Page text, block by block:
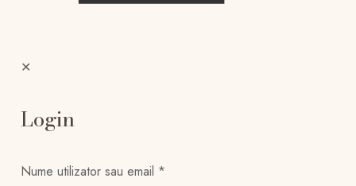
✕
Login
Nume utilizator sau email *